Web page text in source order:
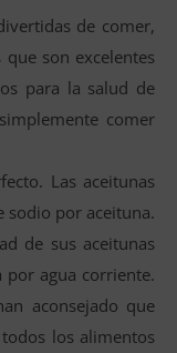
de comer,
son excelentes
para la salud de
comer
Las aceitunas
sodio por aceituna.
de sus aceitunas
agua corriente.
aconsejado que
los alimentos